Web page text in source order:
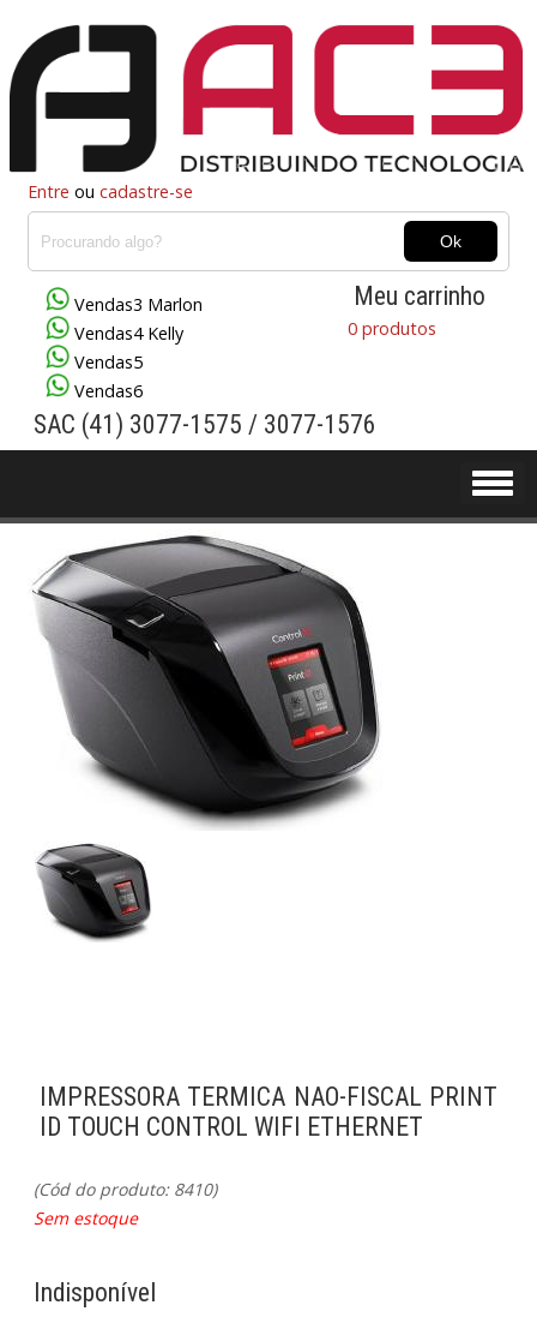
Entre ou cadastre-se
Vendas3 Marlon
Vendas4 Kelly
Vendas5
Vendas6
Meu carrinho
0 produtos
SAC (41) 3077-1575 / 3077-1576
IMPRESSORA TERMICA NAO-FISCAL PRINT
ID TOUCH CONTROL WIFI ETHERNET
(Cód do produto: 8410)
Sem estoque
Indisponível